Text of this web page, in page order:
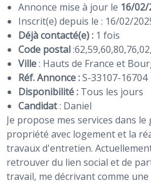
Annonce mise à jour le 16/02/
Inscrit(e) depuis le : 16/02/
Déjà contacté(e) : 1 fois
Code postal:62,59,60,80,76,02,
Ville: Hauts de France et
Réf. Annonce :S-33107-16704
Disponibilité : Tous les jours
Candidat: Daniel
Je propose mes services dans
propriété avec logement et la
travaux d'entretien.
retrouver du lien social et de
travail, me décrivant comme